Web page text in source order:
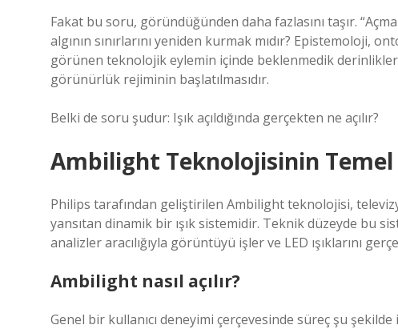
Fakat bu soru, göründüğünden daha fazlasını taşır.
algının sınırlarını yeniden kurmak mıdır? Epistemoloji,
görünen teknolojik eylemin içinde beklenmedik derinlikler
görünürlük rejiminin başlatılmasıdır.
Belki de soru şudur: Işık açıldığında gerçekten ne açılır?
Ambilight Teknolojisinin Temel
Philips tarafından geliştirilen Ambilight teknolojisi,
yansıtan dinamik bir ışık sistemidir. Teknik düzeyde bu
analizler aracılığıyla görüntüyü işler ve LED ışıklarını
Ambilight nasıl açılır?
Genel bir kullanıcı deneyimi çerçevesinde süreç şu şekilde